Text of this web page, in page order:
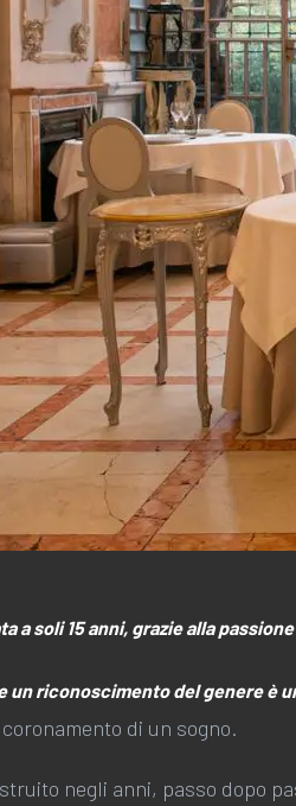
a soli 15 anni, grazie alla
un riconoscimento del genere è
di un sogno.
negli anni, passo dopo